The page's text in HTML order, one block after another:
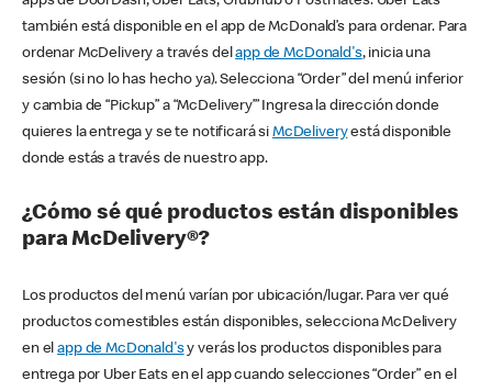
también está disponible en el app de McDonald’s para ordenar. Para
ordenar McDelivery a través delapp de McDonald's, inicia una
sesión (si no lo has hecho ya). Selecciona “Order” del menú inferior
y cambia de “Pickup” a “McDelivery’” Ingresa la dirección donde
quieres la entrega y se te notificará si McDeliveryestá disponible
donde estás a través de nuestro app.
¿Cómo sé qué productos están disponibles
para McDelivery®?
Los productos del menú varían por ubicación/lugar. Para ver qué
productos comestibles están disponibles, selecciona McDelivery
en elapp de McDonald'sy verás los productos disponibles para
entrega por Uber Eats en el app cuando selecciones “Order” en el